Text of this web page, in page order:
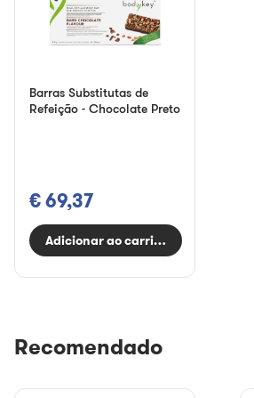
Barras Substitutas de
Refeição - Chocolate Preto
€ 69,37
Adicionar ao carrinho
Recomendado